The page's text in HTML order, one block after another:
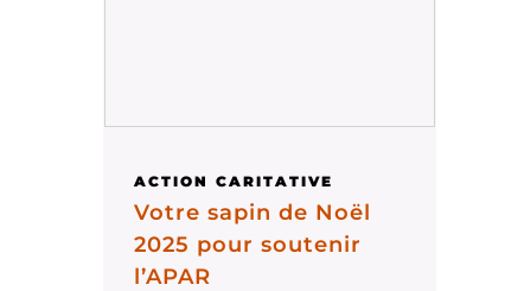
ACTION CARITATIVE
Votre sapin de Noël
2025 pour soutenir
l’APAR